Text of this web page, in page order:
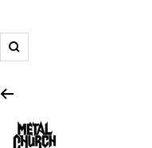
Zoom